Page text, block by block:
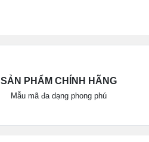
SẢN PHẨM CHÍNH HÃNG
Mẫu mã đa dạng phong phú